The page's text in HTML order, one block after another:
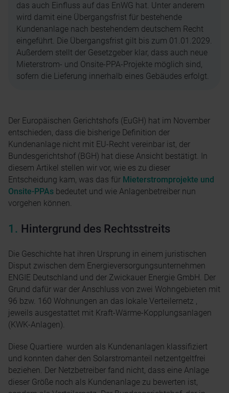
das auch Einfluss auf das EnWG hat. Unter anderem
wird damit eine Übergangsfrist für bestehende
Kundenanlage nach bestehendem deutschem Recht
eingeführt. Die Übergangsfrist gilt bis zum 01.01.2029.
Außerdem stellt der Gesetzgeber klar, dass auch neue
Mieterstrom- und Onsite-PPA-Projekte möglich sind,
sofern die Lieferung innerhalb eines Gebäudes erfolgt.
Der Europäischen Gerichtshofs (EuGH) hat im November
entschieden, dass die bisherige Definition der
Kundenanlage nicht mit EU-Recht vereinbar ist, der
Bundesgerichtshof (BGH) hat diese Ansicht bestätigt. In
diesem Artikel stellen wir vor, wie es zu dieser
Entscheidung kam, was das für Mieterstromprojekte und
Onsite-PPAs bedeutet und wie Anlagenbetreiber nun
vorgehen können.
Hintergrund des Rechtsstreits
Die Geschichte hat ihren Ursprung in einem juristischen
Disput zwischen dem Energieversorgungsunternehmen
ENGIE Deutschland und der Zwickauer Energie GmbH. Der
Grund dafür war der Anschluss von zwei Wohngebieten mit
96 bzw. 160 Wohnungen an das lokale Verteilernetz ,
jeweils ausgestattet mit Kraft-Wärme-Kopplungsanlagen
(KWK-Anlagen).
Diese Quartiere wurden als Kundenanlagen klassifiziert
und konnten daher den Solarstromanteil netzentgeltfrei
beziehen. Der Netzbetreiber fand nicht, dass eine Anlage
dieser Größe noch als Kundenanlage zu bewerten ist,